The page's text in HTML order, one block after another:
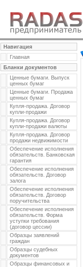
Навигация
Главная
Бланки документов
Ценные бумаги. Выпуск
ценных бумаг
Ценные бумаги. Продажа
ценных бумаг
Купля-продажа. Договор
купли-продажи
Купля-продажа. Договор
купли-продажи валюты
Купля-продажа. Договор
продажи недвижимости
Обеспечение исполнения
обязательств. Банковская
гарантия
Обеспечение исполнения
обязательств. Договор
залога
Обеспечение исполнения
обязательств. Договор
поручительства
Обеспечение исполнения
обязательств. Форма
уступки требования
(договор цессии)
Образцы заявлений
граждан
Образцы судебных
документов
Образцы финансовых и